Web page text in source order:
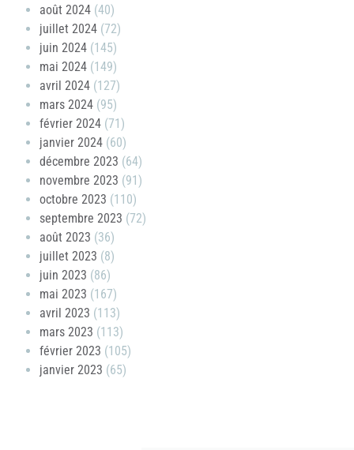
août 2024 (40)
juillet 2024 (72)
juin 2024 (145)
mai 2024 (149)
avril 2024 (127)
mars 2024 (95)
février 2024 (71)
janvier 2024 (60)
décembre 2023 (64)
novembre 2023 (91)
octobre 2023 (110)
septembre 2023 (72)
août 2023 (36)
juillet 2023 (8)
juin 2023 (86)
mai 2023 (167)
avril 2023 (113)
mars 2023 (113)
février 2023 (105)
janvier 2023 (65)